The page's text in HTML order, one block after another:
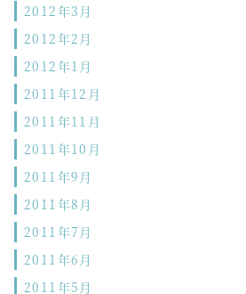
2012年3月
2012年2月
2012年1月
2011年12月
2011年11月
2011年10月
2011年9月
2011年8月
2011年7月
2011年6月
2011年5月